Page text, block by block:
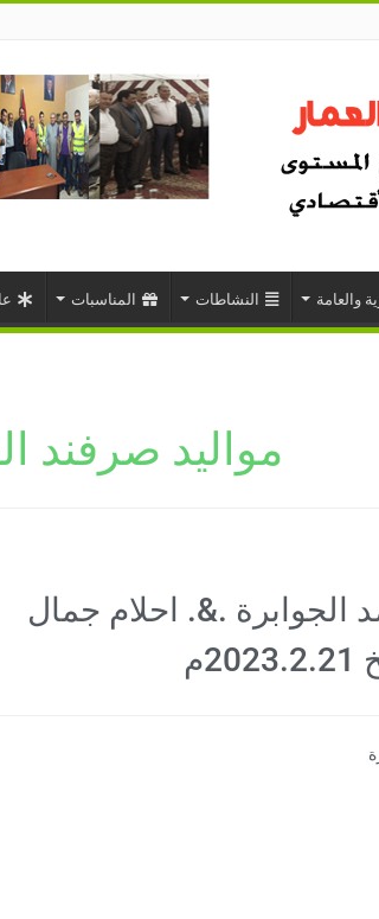
والعامة النشاطات المناسبات
مواليد صرفند
الجوابرة .&. احلام جمال